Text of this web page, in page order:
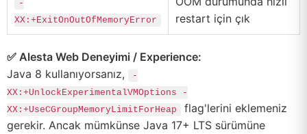
-
XX:+ExitOnOutOfMemoryError
restart için çık
✅ Alesta Web Deneyimi / Experience:
Java 8 kullanıyorsanız,
-
XX:+UnlockExperimentalVMOptions -
XX:+UseCGroupMemoryLimitForHeap
flag'lerini eklemeniz
gerekir. Ancak mümkünse Java 17+ LTS sürümüne